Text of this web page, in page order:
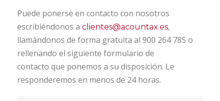
Puede ponerse en contacto con nosotros
escribiéndonos a clientes@acountax.es,
llamándonos de forma gratuita al 900 264 785 o
rellenando el siguiente formulario de
contacto que ponemos a su disposición. Le
responderemos en menos de 24 horas.